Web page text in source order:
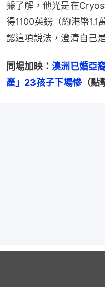
據了解，他光是在
得1100英鎊（約港幣1.1
認這項說法，澄清自己
同場加映： 澳洲已婚亞
產」23孩子下場慘 （